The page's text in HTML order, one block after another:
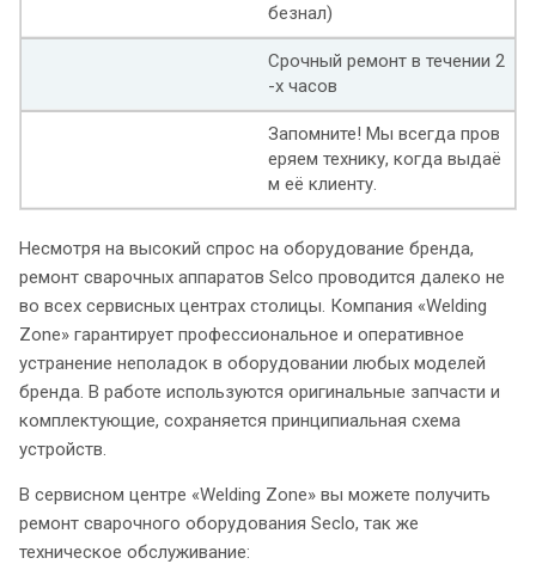
безнал)
Срочный ремонт в течении 2
-х часов
Запомните! Мы всегда пров
еряем технику, когда выдаё
м её клиенту.
Несмотря на высокий спрос на оборудование бренда,
ремонт сварочных аппаратов Selco проводится далеко не
во всех сервисных центрах столицы. Компания «Welding
Zone» гарантирует профессиональное и оперативное
устранение неполадок в оборудовании любых моделей
бренда. В работе используются оригинальные запчасти и
комплектующие, сохраняется принципиальная схема
устройств.
В сервисном центре «Welding Zone» вы можете получить
ремонт сварочного оборудования Seclo, так же
техническое обслуживание: